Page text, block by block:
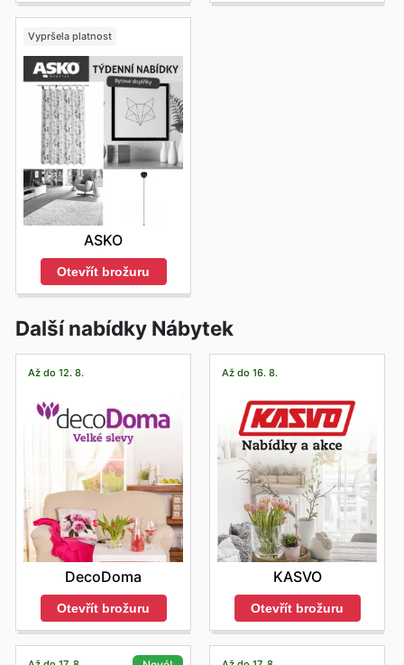
Vypršela platnost
ASKO
Otevřít brožuru
Další nabídky Nábytek
Až do 12. 8.
DecoDoma
Otevřít brožuru
Až do 16. 8.
KASVO
Otevřít brožuru